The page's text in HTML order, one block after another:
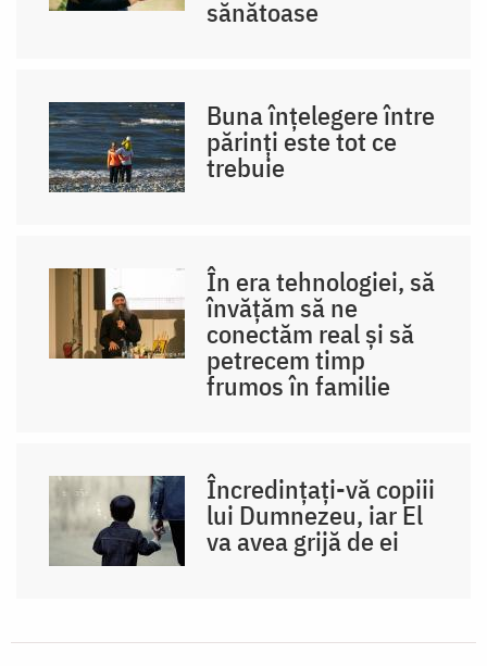
sănătoase
Buna înțelegere între
părinți este tot ce
trebuie
În era tehnologiei, să
învățăm să ne
conectăm real și să
petrecem timp
frumos în familie
Încredințați-vă copiii
lui Dumnezeu, iar El
va avea grijă de ei